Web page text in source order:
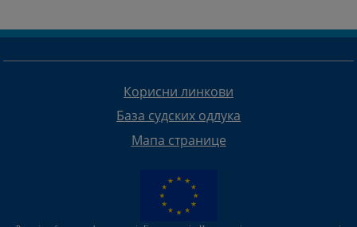
Корисни линкови
База судских одлука
Мапа странице